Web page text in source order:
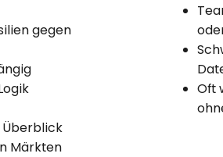
gegen
Märkten
Oft